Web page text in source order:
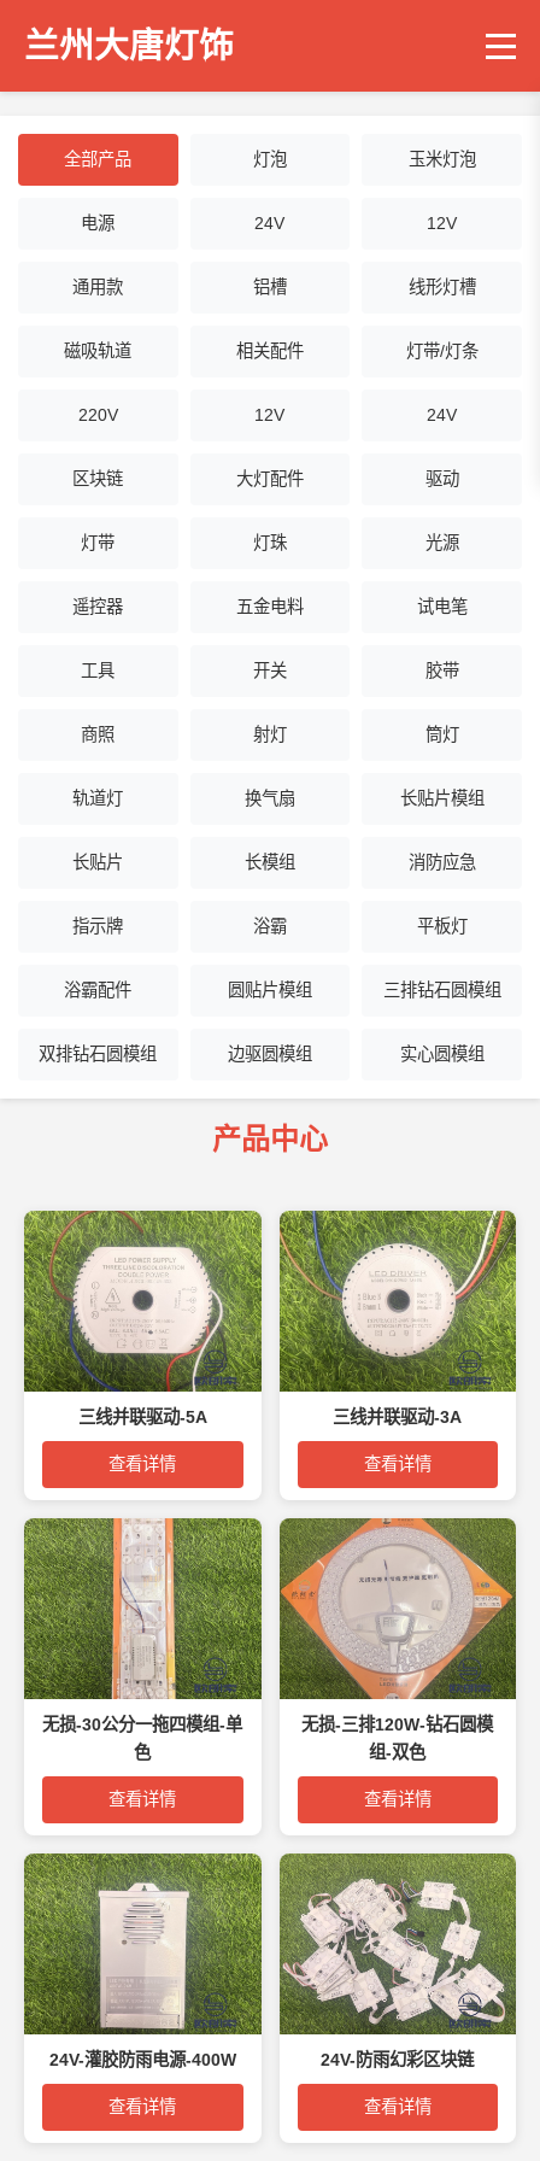
兰州大唐灯饰
全部产品 灯泡 玉米灯泡
电源 24V 12V
通用款 铝槽 线形灯槽
磁吸轨道 相关配件 灯带/灯条
220V 12V 24V
区块链 大灯配件 驱动
灯带 灯珠 光源
遥控器 五金电料 试电笔
工具 开关 胶带
商照 射灯 筒灯
轨道灯 换气扇 长贴片模组
长贴片 长模组 消防应急
指示牌 浴霸 平板灯
浴霸配件 圆贴片模组 三排钻石圆模组
双排钻石圆模组 边驱圆模组 实心圆模组
产品中心
三线并联驱动-5A
查看详情
三线并联驱动-3A
查看详情
无损-30公分一拖四模组-单
色
查看详情
无损-三排120W-钻石圆模
组-双色
查看详情
24V-灌胶防雨电源-400W
查看详情
24V-防雨幻彩区块链
查看详情